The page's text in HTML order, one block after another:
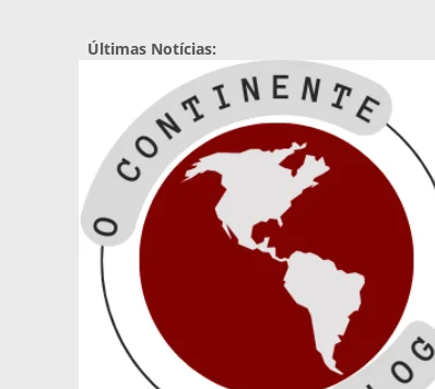
para
conteúdo
Últimas Notícias: